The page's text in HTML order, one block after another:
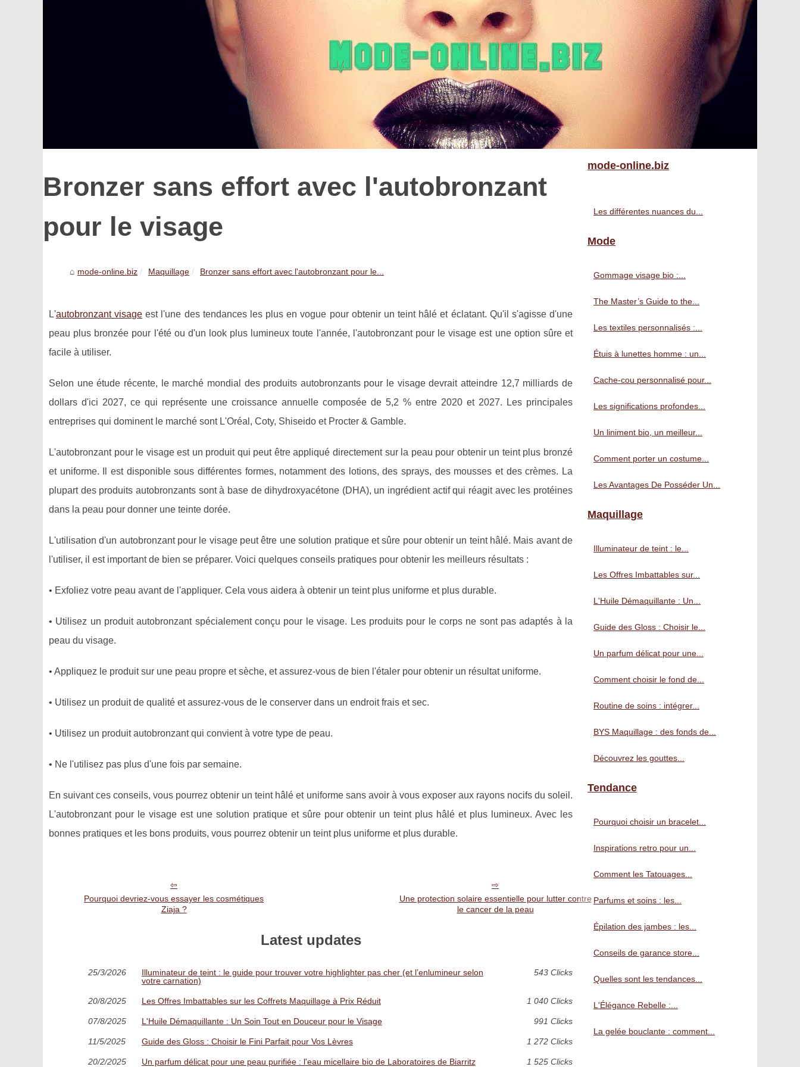
Bronzer sans effort avec l'autobronzant
pour le visage
mode-online.biz Maquillage Bronzer sans effort avec l'autobronzant pour le...
L'autobronzant visage est l'une des tendances les plus en vogue pour obtenir un teint hâlé et éclatant. Qu'il s'agisse d'une
peau plus bronzée pour l'été ou d'un look plus lumineux toute l'année, l'autobronzant pour le visage est une option sûre et
facile à utiliser.
Selon une étude récente, le marché mondial des produits autobronzants pour le visage devrait atteindre 12,7 milliards de
dollars d'ici 2027, ce qui représente une croissance annuelle composée de 5,2 % entre 2020 et 2027. Les principales
entreprises qui dominent le marché sont L'Oréal, Coty, Shiseido et Procter & Gamble.
L'autobronzant pour le visage est un produit qui peut être appliqué directement sur la peau pour obtenir un teint plus bronzé
et uniforme. Il est disponible sous différentes formes, notamment des lotions, des sprays, des mousses et des crèmes. La
plupart des produits autobronzants sont à base de dihydroxyacétone (DHA), un ingrédient actif qui réagit avec les protéines
dans la peau pour donner une teinte dorée.
L'utilisation d'un autobronzant pour le visage peut être une solution pratique et sûre pour obtenir un teint hâlé. Mais avant de
l'utiliser, il est important de bien se préparer. Voici quelques conseils pratiques pour obtenir les meilleurs résultats :
• Exfoliez votre peau avant de l'appliquer. Cela vous aidera à obtenir un teint plus uniforme et plus durable.
• Utilisez un produit autobronzant spécialement conçu pour le visage. Les produits pour le corps ne sont pas adaptés à la
peau du visage.
• Appliquez le produit sur une peau propre et sèche, et assurez-vous de bien l'étaler pour obtenir un résultat uniforme.
• Utilisez un produit de qualité et assurez-vous de le conserver dans un endroit frais et sec.
• Utilisez un produit autobronzant qui convient à votre type de peau.
• Ne l'utilisez pas plus d'une fois par semaine.
En suivant ces conseils, vous pourrez obtenir un teint hâlé et uniforme sans avoir à vous exposer aux rayons nocifs du soleil.
L'autobronzant pour le visage est une solution pratique et sûre pour obtenir un teint plus hâlé et plus lumineux. Avec les
bonnes pratiques et les bons produits, vous pourrez obtenir un teint plus uniforme et plus durable.
Pourquoi devriez-vous essayer les cosmétiques
Ziaja ?
Une protection solaire essentielle pour lutter contre
le cancer de la peau
Latest updates
25/3/2026
Illuminateur de teint : le guide pour trouver votre highlighter pas cher (et l’enlumineur selon
votre carnation)
543 Clicks
20/8/2025 Les Offres Imbattables sur les Coffrets Maquillage à Prix Réduit 1 040 Clicks
07/8/2025 L'Huile Démaquillante : Un Soin Tout en Douceur pour le Visage 991 Clicks
11/5/2025 Guide des Gloss : Choisir le Fini Parfait pour Vos Lèvres 1 272 Clicks
20/2/2025 Un parfum délicat pour une peau purifiée : l'eau micellaire bio de Laboratoires de Biarritz 1 525 Clicks
mode-online.biz
Les différentes nuances du...
Mode
Gommage visage bio :...
The Master’s Guide to the...
Les textiles personnalisés :...
Étuis à lunettes homme : un...
Cache-cou personnalisé pour...
Les significations profondes...
Un liniment bio, un meilleur...
Comment porter un costume...
Les Avantages De Posséder Un...
Maquillage
Illuminateur de teint : le...
Les Offres Imbattables sur...
L'Huile Démaquillante : Un...
Guide des Gloss : Choisir le...
Un parfum délicat pour une...
Comment choisir le fond de...
Routine de soins : intégrer...
BYS Maquillage : des fonds de...
Découvrez les gouttes...
Tendance
Pourquoi choisir un bracelet...
Inspirations retro pour un...
Comment les Tatouages...
Parfums et soins : les...
Épilation des jambes : les...
Conseils de garance store...
Quelles sont les tendances...
L'Élégance Rebelle :...
La gelée bouclante : comment...